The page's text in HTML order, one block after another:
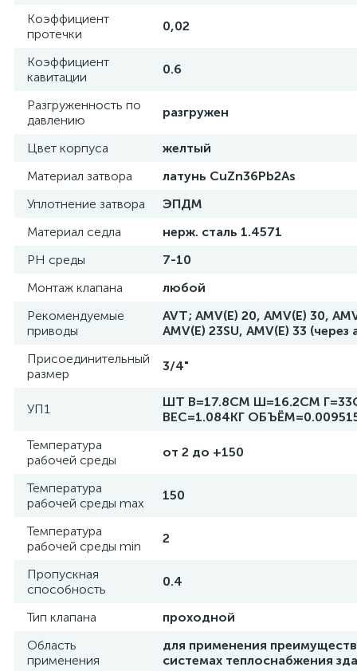
Коэффициент
протечки
0,02
Коэффициент
кавитации
0.6
Разгруженность по
давлению
разгружен
Цвет корпуса
желтый
Материал затвора
латунь СuZn36Pb2As
Уплотнение затвора
ЭПДМ
Материал седла
нерж. сталь 1.4571
РН среды
7-10
Монтаж клапана
любой
Рекомендуемые
приводы
AVT; AMV(E) 20, AMV(E) 30,
AMV(E) 23SU, AMV(E) 33 (через
Присоединительный
размер
3/4"
УП1
ШТ В=17.8СМ Ш=16.2СМ
ВЕС=1.084КГ
Температура
рабочей среды
от 2 до +150
Температура
рабочей среды max
150
Температура
рабочей среды min
2
Пропускная
способность
0.4
Тип клапана
проходной
Область
применения
для применения
системах теплоснабжения